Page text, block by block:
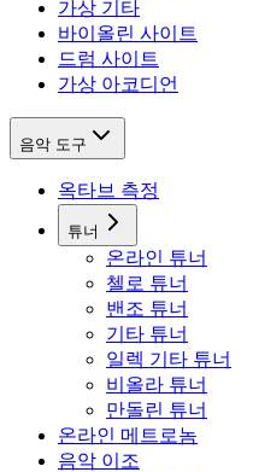
가상 기타
바이올린 사이트
드럼 사이트
가상 아코디언
음악 도구
옥타브 측정
튜너
온라인 튜너
첼로 튜너
밴조 튜너
기타 튜너
일렉 기타 튜너
비올라 튜너
만돌린 튜너
온라인 메트로놈
음악 이조